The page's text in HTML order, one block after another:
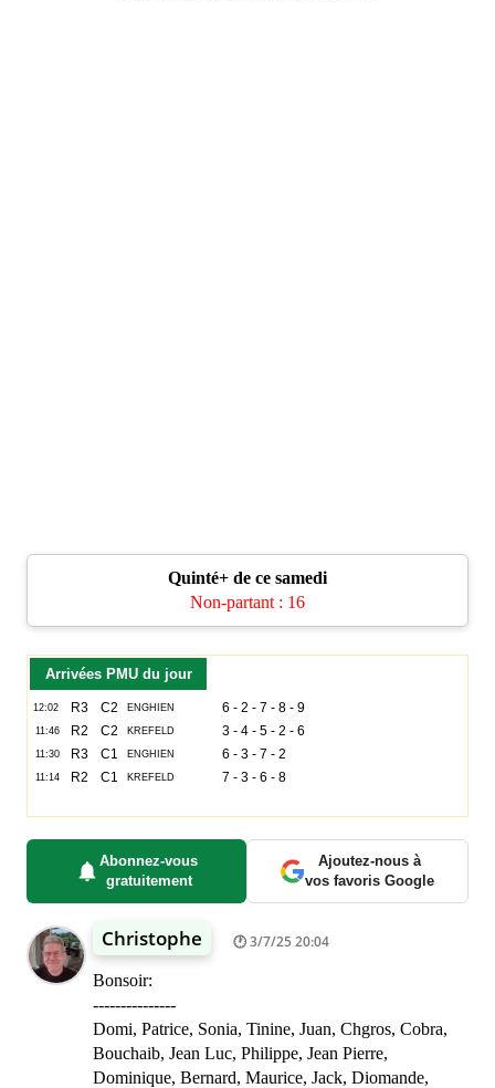
Quinté+ de ce samedi
Non-partant : 16
Arrivées PMU du jour
Abonnez-vous
gratuitement
Ajoutez-nous à
vos favoris Google
Christophe 3/7/25 20:04
Bonsoir:
---------------
Domi, Patrice, Sonia, Tinine, Juan, Chgros, Cobra,
Bouchaib, Jean Luc, Philippe, Jean Pierre,
Dominique, Bernard, Maurice, Jack, Diomande,